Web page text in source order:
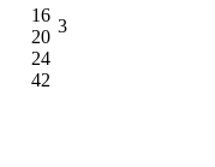
16
20
24
42
3